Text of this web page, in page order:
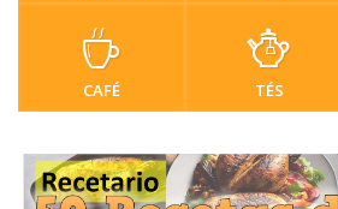
CAFÉ TÉS